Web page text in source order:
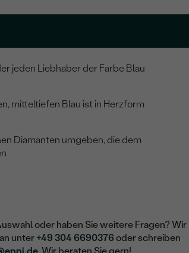
jeden Liebhaber der Farbe Blau
mitteltiefen Blau ist in Herzform
Diamanten umgeben, die dem
oder haben Sie weitere Fragen? Wir
unter +49 304 6690376 oder schreiben